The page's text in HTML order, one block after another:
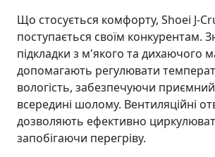
Що стосується комфорту, Shoei J-
поступається своїм конкурентам.
підкладки з м'якого та дихаючого
допомагають регулювати
вологість, забезпечуючи
всередині шолому. Вентиляційні
дозволяють ефективно
запобігаючи перегріву.